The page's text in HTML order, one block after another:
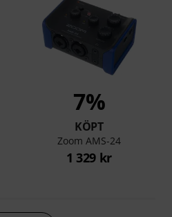
7%
KÖPT
Zoom AMS-24
1 329 kr